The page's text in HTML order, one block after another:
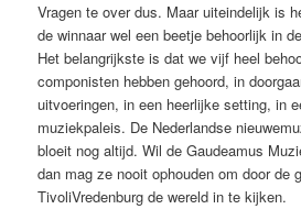
Vragen te over dus. Maar uiteindelijk is
de winnaar wel een beetje behoorlijk in
Het belangrijkste is dat we vijf heel
componisten hebben gehoord, in
uitvoeringen, in een heerlijke setting, in
muziekpaleis. De Nederlandse
bloeit nog altijd. Wil de Gaudeamus
dan mag ze nooit ophouden om door de
TivoliVredenburg de wereld in te kijken.